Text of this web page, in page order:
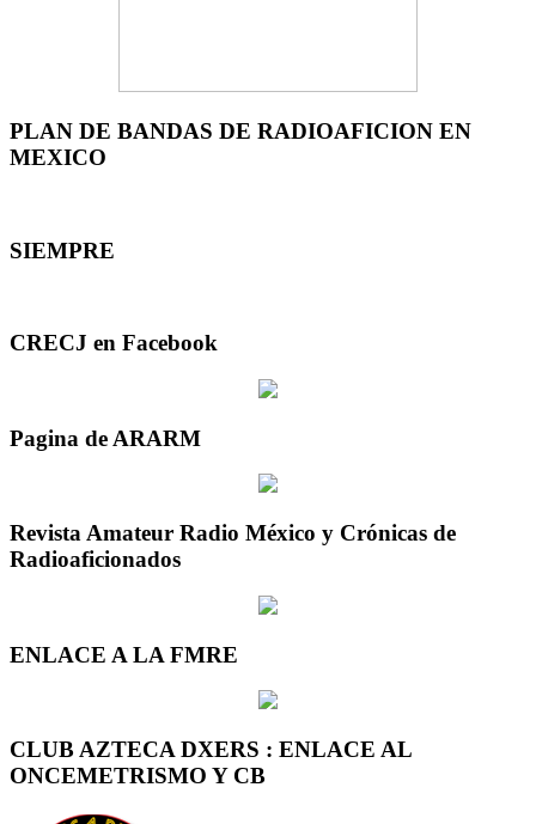
PLAN DE BANDAS DE RADIOAFICION EN
MEXICO
SIEMPRE
CRECJ en Facebook
Pagina de ARARM
Revista Amateur Radio México y Crónicas de
Radioaficionados
ENLACE A LA FMRE
CLUB AZTECA DXERS : ENLACE AL
ONCEMETRISMO Y CB